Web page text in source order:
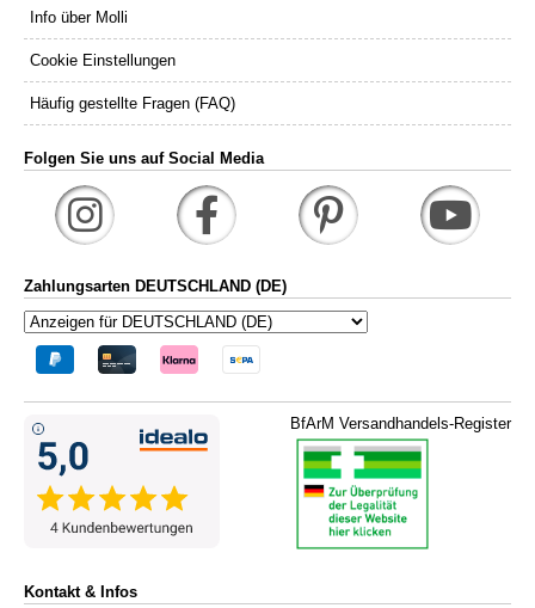
Info über Molli
Cookie Einstellungen
Häufig gestellte Fragen (FAQ)
Folgen Sie uns auf Social Media
Zahlungsarten DEUTSCHLAND (DE)
BfArM Versandhandels-Register
Kontakt & Infos